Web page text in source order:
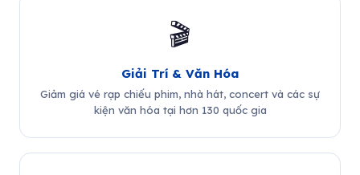
🎬
Giải Trí & Văn Hóa
Giảm giá vé rạp chiếu phim, nhà hát, concert và các sự
kiện văn hóa tại hơn 130 quốc gia